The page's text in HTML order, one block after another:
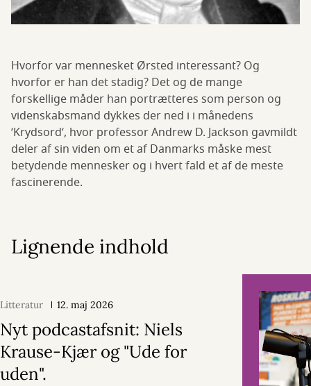
Hvorfor var mennesket Ørsted interessant? Og
hvorfor er han det stadig? Det og de mange
forskellige måder han portrætteres som person og
videnskabsmand dykkes der ned i i månedens
’Krydsord’, hvor professor Andrew D. Jackson gavmildt
deler af sin viden om et af Danmarks måske mest
betydende mennesker og i hvert fald et af de meste
fascinerende.
Lignende indhold
Litteratur 12. maj 2026
Nyt podcastafsnit: Niels
Krause-Kjær og "Ude for
uden".